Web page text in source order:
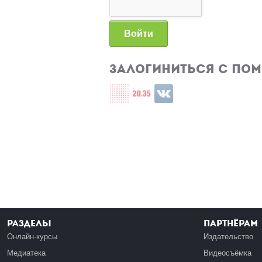
Войти
Залогиниться с
Login with СЦОС
Login with u2035
Login with ВКонтакте
Разделы
Онлайн-курсы
Медиатека
Партнёрам
Издательство
Видеосъёмка